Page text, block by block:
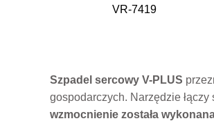
VR-7419
Szpadel sercowy V-PLUS
gospodarczych. Narzędzie
wzmocnienie została